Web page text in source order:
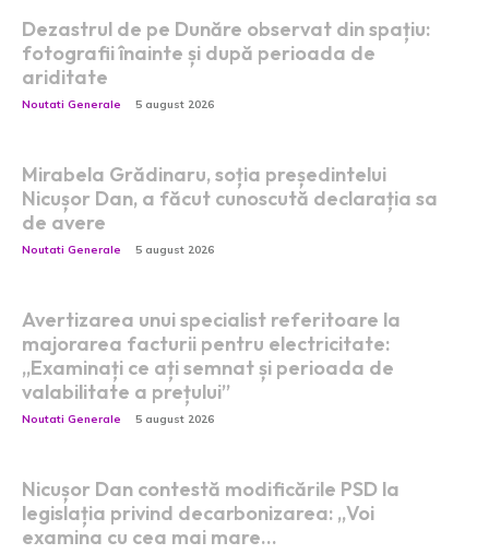
Dezastrul de pe Dunăre observat din spațiu:
fotografii înainte și după perioada de
ariditate
Noutati Generale 5 august 2026
Mirabela Grădinaru, soția președintelui
Nicușor Dan, a făcut cunoscută declarația sa
de avere
Noutati Generale 5 august 2026
Avertizarea unui specialist referitoare la
majorarea facturii pentru electricitate:
„Examinați ce ați semnat și perioada de
valabilitate a prețului”
Noutati Generale 5 august 2026
Nicușor Dan contestă modificările PSD la
legislația privind decarbonizarea: „Voi
examina cu cea mai mare…